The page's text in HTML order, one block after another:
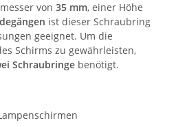
von 35 mm, einer Höhe
ist dieser Schraubring
geeignet. Um die
Schirms zu gewährleisten,
Schraubringe benötigt.